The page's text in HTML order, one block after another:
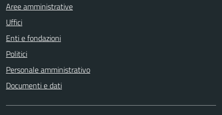
Aree amministrative
Uffici
Enti e fondazioni
Politici
Personale amministrativo
Documenti e dati